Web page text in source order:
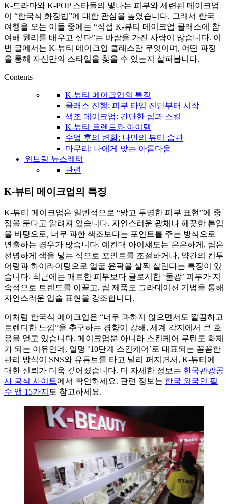
K-드라마와 K-POP 스타들의 빛나는 피부와 세련된 메이크업
이 “한국식 화장법”에 대한 관심을 높였습니다. 그래서 한국
여행을 오는 이들 중에는 “직접 K-뷰티 메이크업 클래스에 참
여해 원리를 배우고 싶다”는 바람을 가진 사람이 많습니다. 이
번 글에서는 K-뷰티 메이크업 클래스란 무엇이며, 어떤 과정
을 통해 자신만의 스타일을 찾을 수 있는지 살펴봅니다.
Contents
K-뷰티 메이크업의 특징
클래스 진행: 피부 타입 진단부터 시작
색조 메이크업: 간단한 팁과 스킬
K-뷰티 트렌드와 아이템
수업 후의 변화: 나만의 뷰티 습관
마무리: 나에게 맞는 아름다움
위브링 뉴스레터
관련
K-뷰티 메이크업의 특징
K-뷰티 메이크업은 일반적으로 “맑고 투명한 피부 표현”에 중
점을 둔다고 알려져 있습니다. 자연스러운 광채나 깨끗한 톤업
을 바탕으로, 너무 과한 색조보다는 포인트를 주는 방식으로
연출하는 경우가 많습니다. 예컨대 아이섀도는 은은하게, 립은
선명하게 색을 넣는 식으로 포인트를 조절하거나, 약간의 컨투
어링과 하이라이팅으로 얼굴 윤곽을 살짝 살린다는 특징이 있
습니다. 최근에는 매트한 피부보다 글로시한 ‘물광’ 피부가 지
속적으로 트렌드를 이끌고, 립 제품도 그라데이션 기법을 통해
자연스러운 입술 표현을 강조합니다.
이처럼 한국식 메이크업은 “너무 과하지 않으면서도 깔끔하고
트렌디한 느낌”을 추구하는 경향이 강해, 세계 각지에서 큰 호
응을 얻고 있습니다. 메이크업뿐 아니라 스킨케어 루틴도 화제
가 되는 이유인데, 일명 ‘10단계 스킨케어’로 대표되는 꼼꼼한
관리 방식이 SNS와 유튜브를 타고 널리 퍼지면서, K-뷰티에
대한 신뢰가 더욱 깊어졌습니다. 더 자세한 정보는 한국관광공
사 공식 사이트에서 확인하세요. 관련 정보는 한국 외국인 필
수 앱 15가지 도 참고하세요.